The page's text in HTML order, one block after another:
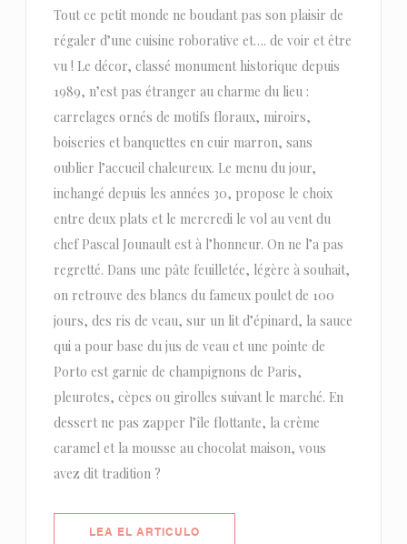
Tout ce petit monde ne boudant pas son plaisir de
régaler d’une cuisine roborative et…. de voir et être
vu ! Le décor, classé monument historique depuis
1989, n’est pas étranger au charme du lieu :
carrelages ornés de motifs floraux, miroirs,
boiseries et banquettes en cuir marron, sans
oublier l’accueil chaleureux. Le menu du jour,
inchangé depuis les années 30, propose le choix
entre deux plats et le mercredi le vol au vent du
chef Pascal Jounault est à l’honneur. On ne l’a pas
regretté. Dans une pâte feuilletée, légère à souhait,
on retrouve des blancs du fameux poulet de 100
jours, des ris de veau, sur un lit d’épinard, la sauce
qui a pour base du jus de veau et une pointe de
Porto est garnie de champignons de Paris,
pleurotes, cèpes ou girolles suivant le marché. En
dessert ne pas zapper l’île flottante, la crème
caramel et la mousse au chocolat maison, vous
avez dit tradition ?
LEA EL ARTICULO((ABRE EN UNA NUEVA